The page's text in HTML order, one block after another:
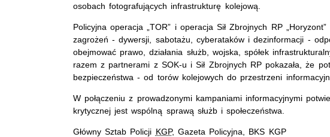
osobach fotografujących infrastrukturę kolejową.
Policyjna operacja „TOR” i operacja Sił Zbrojnych RP
zagrożeń - dywersji, sabotażu, cyberataków i dezinformacji -
obejmować prawo, działania służb, wojska, spółek
razem z partnerami z SOK-u i Sił Zbrojnych RP pokazała, że
bezpieczeństwa - od torów kolejowych do przestrzeni
W połączeniu z prowadzonymi kampaniami informacyjnymi
krytycznej jest wspólną sprawą służb i społeczeństwa.
Główny Sztab Policji KGP, Gazeta Policyjna, BKS KGP